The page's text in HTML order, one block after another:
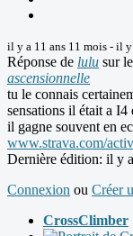
il y a 11 ans 11 mois - il y
Réponse de lulu sur
ascensionnelle
tu le connais
sensations il était a I4
il gagne souvent en
www.strava.com/
Dernière édition: il y
Connexion ou Créer
CrossClimber